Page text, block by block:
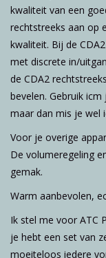
kwaliteit van een
rechtstreeks aan op
kwaliteit. Bij de
met discrete in/
de CDA2
bevelen. Gebruik
maar dan mis je wel
Voor je overige
De volumeregeling
gemak.
Warm aanbevolen,
Ik stel me voor ATC
je hebt een set van
moeiteloos iedere